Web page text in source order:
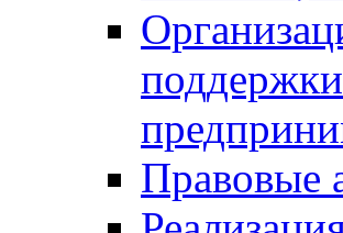
Правовые